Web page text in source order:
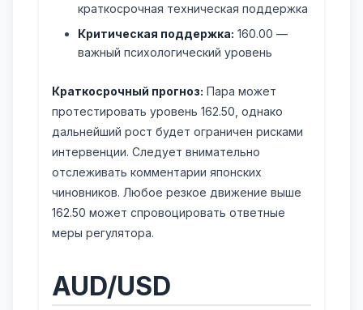
краткосрочная техническая поддержка
Критическая поддержка: 160.00 —
важный психологический уровень
Краткосрочный прогноз: Пара может
протестировать уровень 162.50, однако
дальнейший рост будет ограничен рисками
интервенции. Следует внимательно
отслеживать комментарии японских
чиновников. Любое резкое движение выше
162.50 может спровоцировать ответные
меры регулятора.
AUD/USD